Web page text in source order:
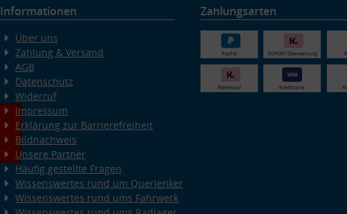
Informationen
Über uns
Zahlung & Versand
AGB
Datenschutz
Widerruf
Impressum
Erklärung zur Barrierefreiheit
Bildnachweis
Unsere Partner
Häufig gestellte Fragen
Wissenswertes rund um Querlenker
Wissenswertes rund ums Fahrwerk
Zahlungsarten